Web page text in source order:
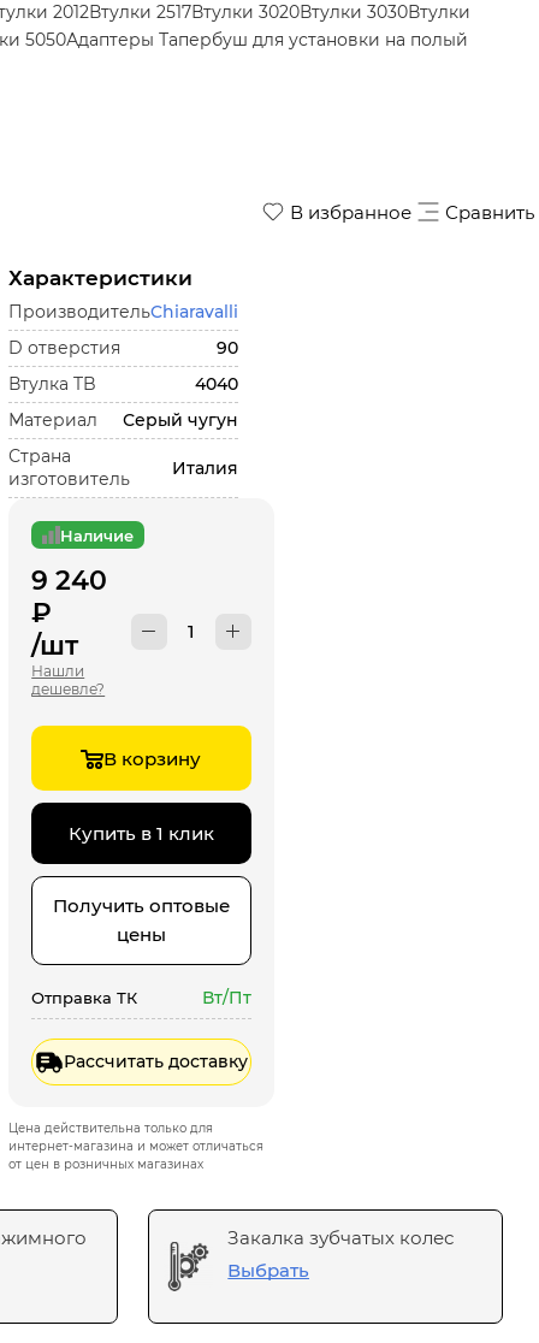
2012Втулки 2517Втулки 3020Втулки 3030Втулки
5050Адаптеры Тапербуш для установки на полый
В избранное Сравнить
Характеристики
ПроизводительChiaravalli
D отверстия
90
Втулка TB
4040
Материал
Серый чугун
Страна
изготовитель
Италия
Наличие
9 240
₽
/шт
Нашли
дешевле?
В корзину
Купить в 1 клик
Получить оптовые
цены
Отправка ТК Вт/Пт
Рассчитать доставку
Цена действительна только для
интернет-магазина и может отличаться
от цен в розничных магазинах
Закалка зубчатых колес
Выбрать